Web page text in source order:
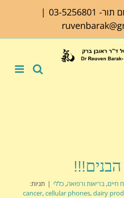
תור- 03-5256801
|
חיים, בריאות ורפואה, כללי | תגיות:
cancer,cellular phones,dairy